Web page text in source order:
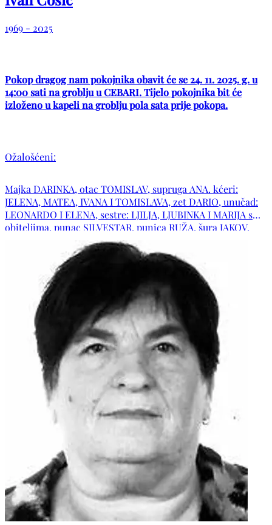
1969 - 2025
Pokop dragog nam pokojnika obavit će se 24. 11. 2025. g. u
14:00 sati na groblju u CEBARI. Tijelo pokojnika bit će
izloženo u kapeli na groblju pola sata prije pokopa.
Ožalošćeni:
Majka DARINKA, otac TOMISLAV, supruga ANA. kćeri:
JELENA, MATEA, IVANA I TOMISLAVA, zet DARIO, unučad:
LEONARDO I ELENA, sestre: LJILJA, LJUBINKA I MARIJA s
obiteljima, punac SILVESTAR, punica RUŽA, šura JAKOV,
tetka MARINA s obitelji, obitelj pok. tetke LJUBE, obitelji
ANDRIĆ I PETROVIĆ te ostala tugujuća rodbina i prijatelji.
Neka mu Gospodin udijeli svoj mir i podari vječni pokoj.
Počivao u miru Božjem!